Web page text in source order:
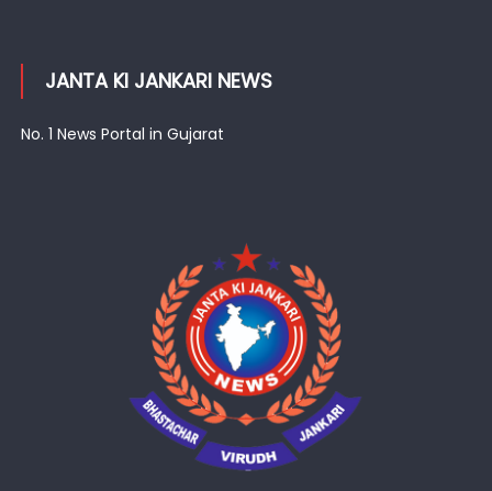
JANTA KI JANKARI NEWS
No. 1 News Portal in Gujarat